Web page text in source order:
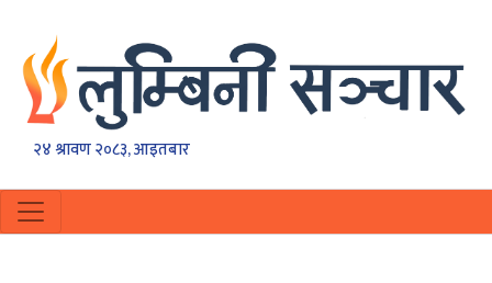
२४ श्रावण २०८३, आइतबार